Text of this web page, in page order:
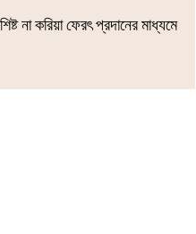
না করিয়া ফেরৎ প্রদানের মাধ্যমে